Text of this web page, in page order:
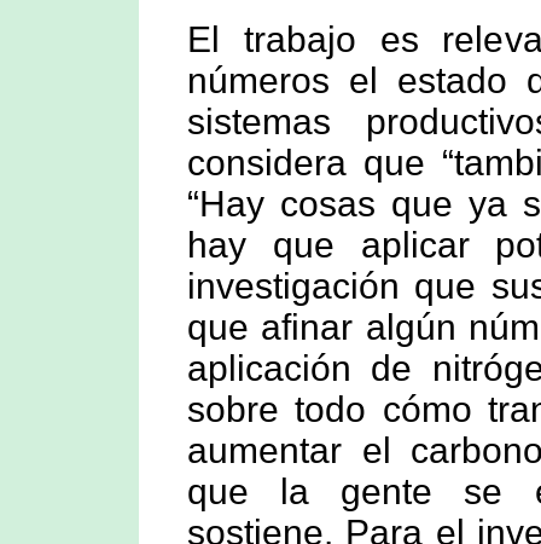
El trabajo es
números el estado
sistemas
considera que
“Hay cosas que ya
hay que aplicar
investigación que
que afinar algún
aplicación de
sobre todo cómo
aumentar el
que la gente se
sostiene. Para el